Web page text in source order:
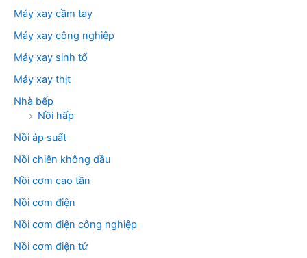
Máy xay cầm tay
Máy xay công nghiệp
Máy xay sinh tố
Máy xay thịt
Nhà bếp
Nồi hấp
Nồi áp suất
Nồi chiên không dầu
Nồi cơm cao tần
Nồi cơm điện
Nồi cơm điện công nghiệp
Nồi cơm điện tử